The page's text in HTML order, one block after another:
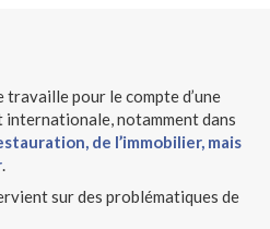
pour le compte d’une
notamment dans
de l’immobilier, mais
sur des problématiques de